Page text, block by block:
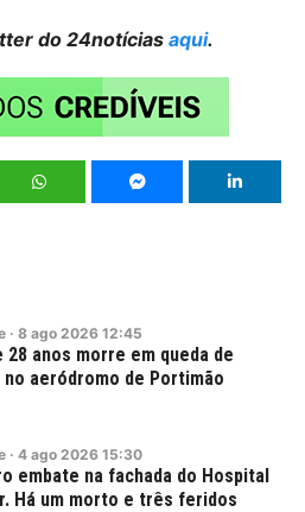
do 24notícias aqui.
· 8 ago 2026 12:45
28 anos morre em queda de
no aeródromo de Portimão
· 4 ago 2026 15:30
embate na fachada do Hospital
Há um morto e três feridos